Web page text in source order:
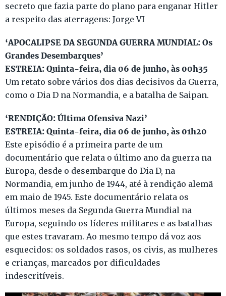
secreto que fazia parte do plano para enganar Hitler
a respeito das aterragens: Jorge VI
‘APOCALIPSE DA SEGUNDA GUERRA MUNDIAL: Os
Grandes Desembarques’
ESTREIA: Quinta-feira, dia 06 de junho, às 00h35
Um retato sobre vários dos dias decisivos da Guerra,
como o Dia D na Normandia, e a batalha de Saipan.
‘RENDIÇÃO: Última Ofensiva Nazi’
ESTREIA: Quinta-feira, dia 06 de junho, às 01h20
Este episódio é a primeira parte de um
documentário que relata o último ano da guerra na
Europa, desde o desembarque do Dia D, na
Normandia, em junho de 1944, até à rendição alemã
em maio de 1945. Este documentário relata os
últimos meses da Segunda Guerra Mundial na
Europa, seguindo os líderes militares e as batalhas
que estes travaram. Ao mesmo tempo dá voz aos
esquecidos: os soldados rasos, os civis, as mulheres
e crianças, marcados por dificuldades
indescritíveis.